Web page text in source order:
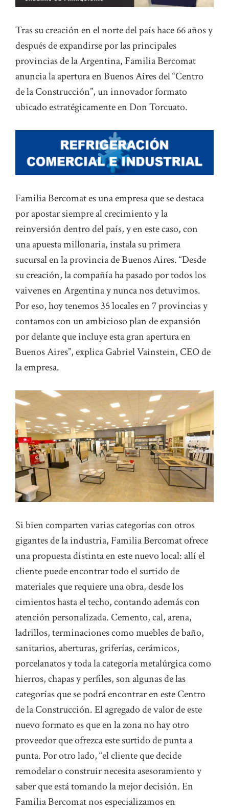
Tras su creación en el norte del país hace 66 años y
después de expandirse por las principales
provincias de la Argentina, Familia Bercomat
anuncia la apertura en Buenos Aires del “Centro
de la Construcción”, un innovador formato
ubicado estratégicamente en Don Torcuato.
Familia Bercomat es una empresa que se destaca
por apostar siempre al crecimiento y la
reinversión dentro del país, y en este caso, con
una apuesta millonaria, instala su primera
sucursal en la provincia de Buenos Aires. “Desde
su creación, la compañía ha pasado por todos los
vaivenes en Argentina y nunca nos detuvimos.
Por eso, hoy tenemos 35 locales en 7 provincias y
contamos con un ambicioso plan de expansión
por delante que incluye esta gran apertura en
Buenos Aires”, explica Gabriel Vainstein, CEO de
la empresa.
Si bien comparten varias categorías con otros
gigantes de la industria, Familia Bercomat ofrece
una propuesta distinta en este nuevo local: allí el
cliente puede encontrar todo el surtido de
materiales que requiere una obra, desde los
cimientos hasta el techo, contando además con
atención personalizada. Cemento, cal, arena,
ladrillos, terminaciones como muebles de baño,
sanitarios, aberturas, griferías, cerámicos,
porcelanatos y toda la categoría metalúrgica como
hierros, chapas y perfiles, son algunas de las
categorías que se podrá encontrar en este Centro
de la Construcción. El agregado de valor de este
nuevo formato es que en la zona no hay otro
proveedor que ofrezca este surtido de punta a
punta. Por otro lado, “el cliente que decide
remodelar o construir necesita asesoramiento y
saber que está tomando la mejor decisión. En
Familia Bercomat nos especializamos en